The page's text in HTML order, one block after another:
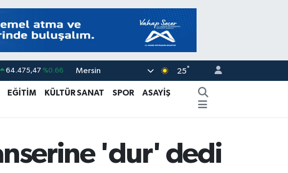
47,5971 %0.05
55,1336 %0.18
%0
Mersin 25°
EĞİTİM KÜLTÜR SANAT SPOR
ASAYİŞ
'dur' dedi